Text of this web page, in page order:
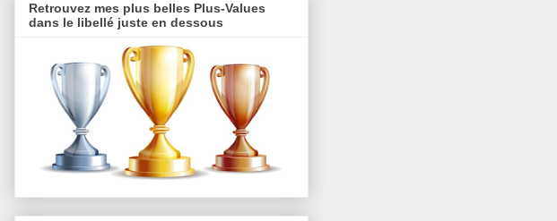
Retrouvez mes plus belles Plus-Values
dans le libellé juste en dessous